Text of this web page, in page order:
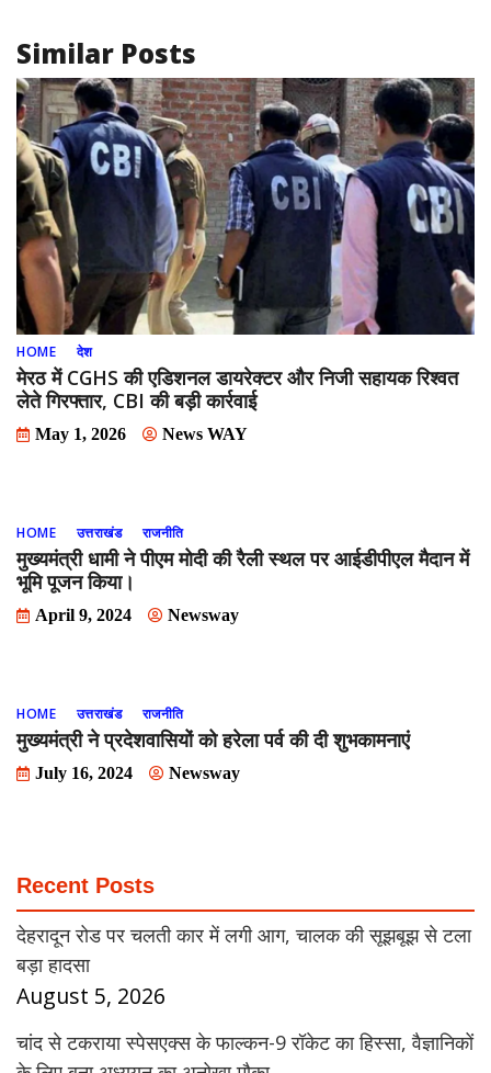
Similar Posts
HOME देश
मेरठ में CGHS की एडिशनल डायरेक्टर और निजी सहायक रिश्वत
लेते गिरफ्तार, CBI की बड़ी कार्रवाई
May 1, 2026 News WAY
HOME उत्तराखंड राजनीति
मुख्यमंत्री धामी ने पीएम मोदी की रैली स्थल पर आईडीपीएल मैदान में
भूमि पूजन किया।
April 9, 2024 Newsway
HOME उत्तराखंड राजनीति
मुख्यमंत्री ने प्रदेशवासियों को हरेला पर्व की दी शुभकामनाएं
July 16, 2024 Newsway
Recent Posts
देहरादून रोड पर चलती कार में लगी आग, चालक की सूझबूझ से टला
बड़ा हादसा
August 5, 2026
चांद से टकराया स्पेसएक्स के फाल्कन-9 रॉकेट का हिस्सा, वैज्ञानिकों